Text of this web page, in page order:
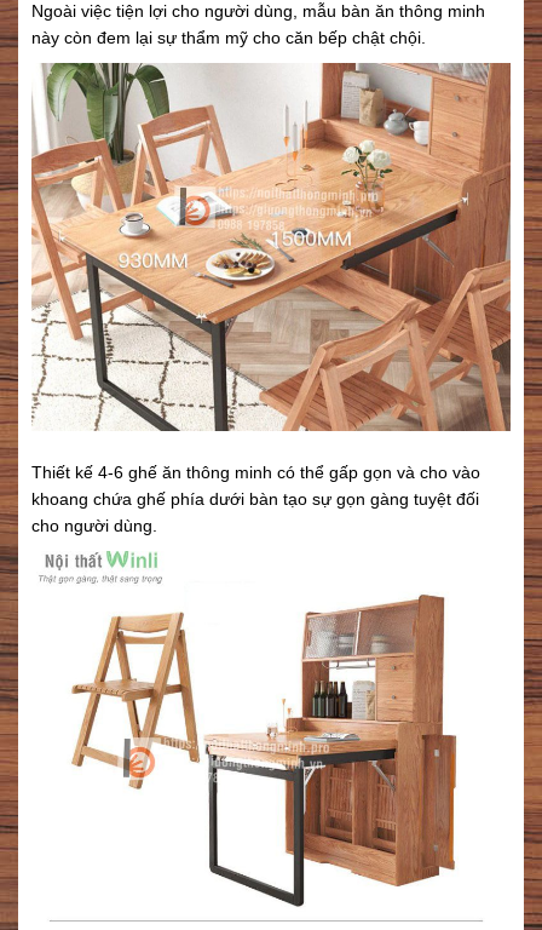
Ngoài việc tiện lợi cho người dùng, mẫu bàn ăn thông minh
này còn đem lại sự thẩm mỹ cho căn bếp chật chội.
Thiết kế 4-6 ghế ăn thông minh có thể gấp gọn và cho vào
khoang chứa ghế phía dưới bàn tạo sự gọn gàng tuyệt đối
cho người dùng.